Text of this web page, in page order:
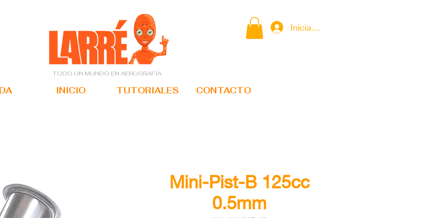
Iniciar sesión
TODO UN MUNDO EN AEROGRAFÍA
INICIO TUTORIALES CONTACTO
Mini-Pist-B 125cc
0.5mm